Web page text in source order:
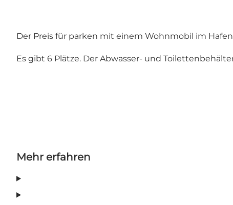
Der Preis für parken mit einem Wohnmobil im
Es gibt 6 Plätze. Der Abwasser- und
Mehr erfahren